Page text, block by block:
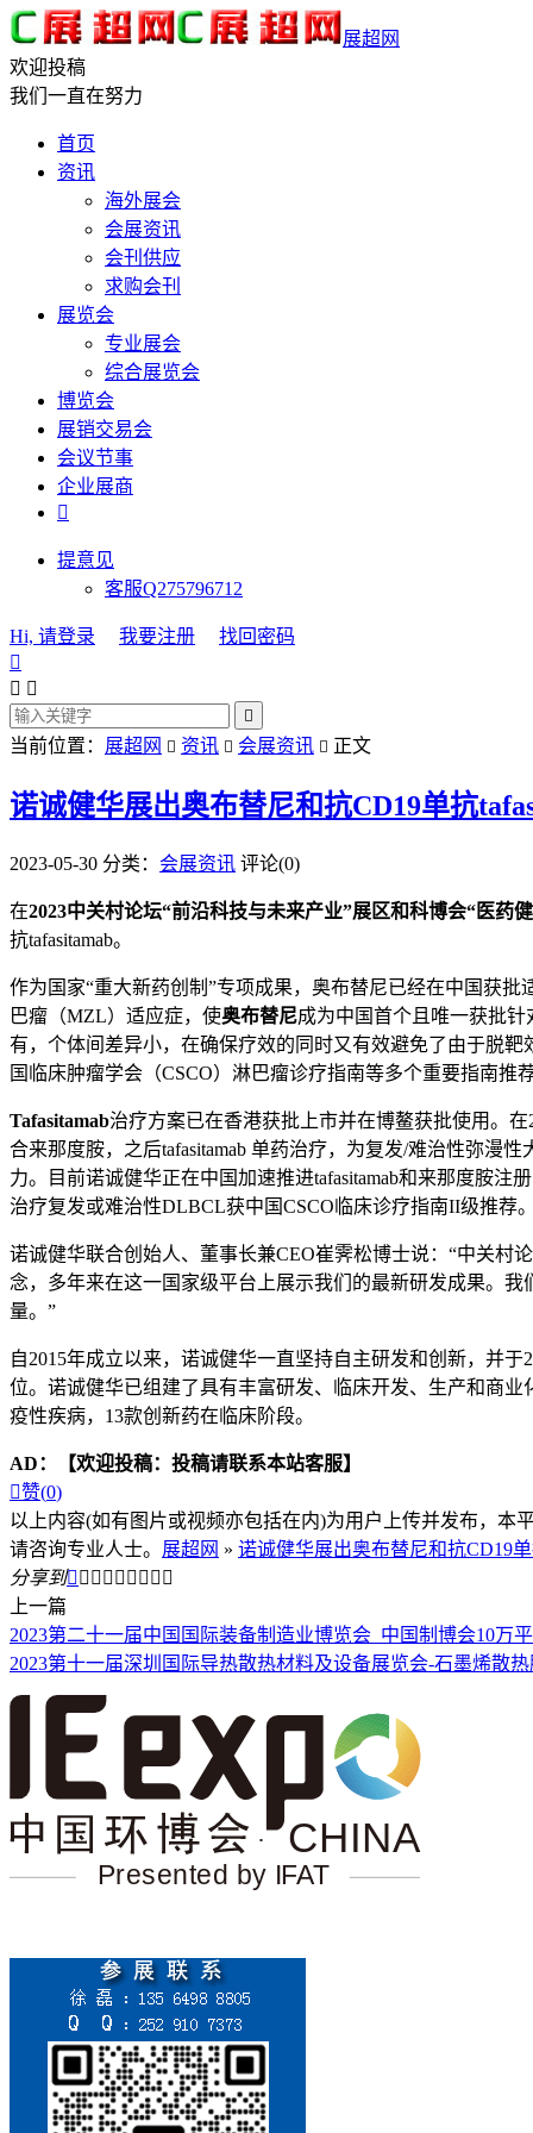
展超网
欢迎投稿
我们一直在努力
首页
资讯
海外展会
会展资讯
会刊供应
求购会刊
展览会
专业展会
综合展览会
博览会
展销交易会
会议节事
企业展商

提意见
客服Q275796712
Hi, 请登录 我要注册
找回密码

 

当前位置： 展超网  资讯  会展资讯  正文
诺诚健华展出奥布替尼和抗CD19单抗
2023-05-30 分类： 会展资讯 评论(0)
在2023中关村论坛“前沿科技与未来产业”展区和科博会“医药
抗tafasitamab。
作为国家“重大新药创制”专项成果，奥布替尼已经在中国获
巴瘤（MZL）适应症，使奥布替尼成为中国首个且唯一获批
有，个体间差异小，在确保疗效的同时又有效避免了由于脱
国临床肿瘤学会（CSCO）淋巴瘤诊疗指南等多个重要指南推
Tafasitamab治疗方案已在香港获批上市并在博鳌获批使用。
合来那度胺，之后tafasitamab 单药治疗，为复发/难治性弥漫
力。目前诺诚健华正在中国加速推进tafasitamab和来那度胺注
治疗复发或难治性DLBCL获中国CSCO临床诊疗指南II级推荐
诺诚健华联合创始人、董事长兼CEO崔霁松博士说：“中关村
念，多年来在这一国家级平台上展示我们的最新研发成果。
量。”
自2015年成立以来，诺诚健华一直坚持自主研发和创新，并
位。诺诚健华已组建了具有丰富研发、临床开发、生产和商
疫性疾病，13款创新药在临床阶段。
AD：
【欢迎投稿：投稿请联系本站客服】
赞(0)
以上内容(如有图片或视频亦包括在内)为用户上传并发布，本
请咨询专业人士。 展超网 » 诺诚健华展出奥布替尼和抗CD19单
分享到        
上一篇
2023第二十一届中国国际装备制造业博览会_中国制博会10万
2023第十一届深圳国际导热散热材料及设备展览会-石墨烯散